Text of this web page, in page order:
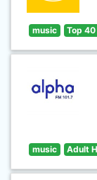
music Top
music Adult